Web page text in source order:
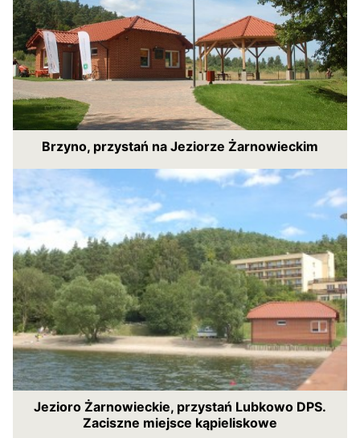
Brzyno, przystań na Jeziorze Żarnowieckim
Jezioro Żarnowieckie, przystań Lubkowo DPS.
Zaciszne miejsce kąpieliskowe